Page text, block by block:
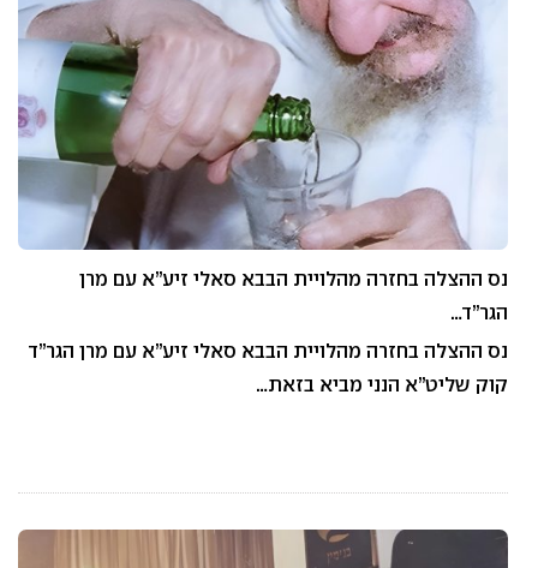
נס ההצלה בחזרה מהלויית הבבא סאלי זיע”א עם מרן
הגר”ד…
נס ההצלה בחזרה מהלויית הבבא סאלי זיע”א עם מרן הגר”ד
קוק שליט”א הנני מביא בזאת…